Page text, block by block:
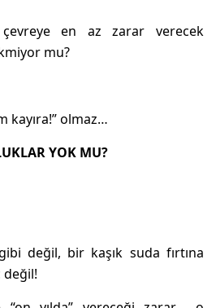
en az zarar verecek
mu?
kayıra!” olmaz…
YOK MU?
değil, bir kaşık suda fırtına
değil!